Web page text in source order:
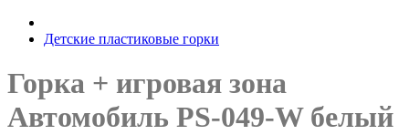
Детские пластиковые горки
Горка + игровая зона
Автомобиль PS-049-W белый